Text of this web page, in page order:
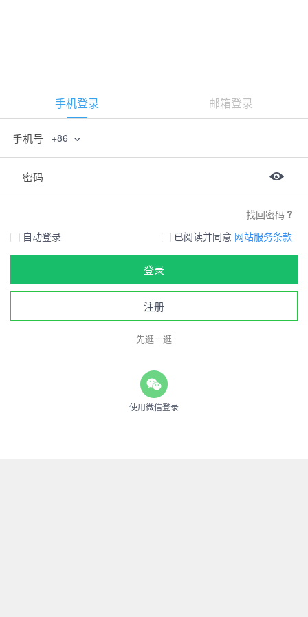
手机登录 邮箱登录
手机号 +86
密码
找回密码
自动登录
已阅读并同意 网站服务条款
登录
注册
先逛一逛
使用微信登录